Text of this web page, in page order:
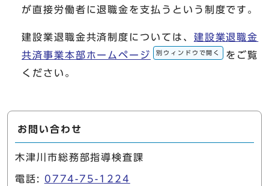
が直接労働者に退職金を支払うという制度です。
建設業退職金共済制度については、 建設業退職金
共済事業本部ホームページ
別ウィンドウで開く
をご覧
ください。
お問い合わせ
木津川市総務部指導検査課
電話: 0774-75-1224